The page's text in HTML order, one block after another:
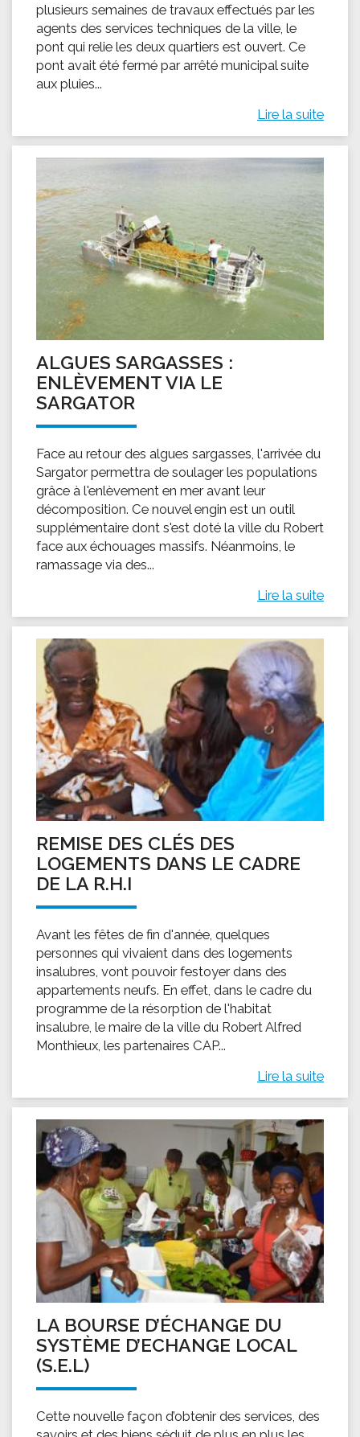
plusieurs semaines de travaux effectués par les
agents des services techniques de la ville, le
pont qui relie les deux quartiers est ouvert. Ce
pont avait été fermé par arrêté municipal suite
aux pluies...
Lire la suite
ALGUES SARGASSES :
ENLÈVEMENT VIA LE
SARGATOR
Face au retour des algues sargasses, l'arrivée du
Sargator permettra de soulager les populations
grâce à l'enlèvement en mer avant leur
décomposition. Ce nouvel engin est un outil
supplémentaire dont s'est doté la ville du Robert
face aux échouages massifs. Néanmoins, le
ramassage via des...
Lire la suite
REMISE DES CLÉS DES
LOGEMENTS DANS LE CADRE
DE LA R.H.I
Avant les fêtes de fin d'année, quelques
personnes qui vivaient dans des logements
insalubres, vont pouvoir festoyer dans des
appartements neufs. En effet, dans le cadre du
programme de la résorption de l'habitat
insalubre, le maire de la ville du Robert Alfred
Monthieux, les partenaires CAP...
Lire la suite
LA BOURSE D’ÉCHANGE DU
SYSTÈME D’ECHANGE LOCAL
(S.E.L)
Cette nouvelle façon d’obtenir des services, des